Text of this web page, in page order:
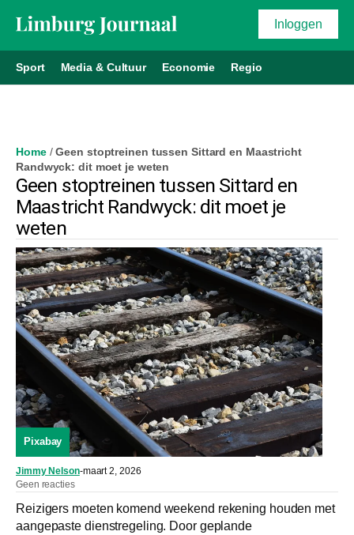
Inloggen
Sport Media & Cultuur Economie Regio
Home/Geen stoptreinen tussen Sittard en Maastricht
Randwyck: dit moet je weten
Geen stoptreinen tussen Sittard en
Maastricht Randwyck: dit moet je
weten
Pixabay
Jimmy Nelson-maart 2, 2026
Geen reacties
Reizigers moeten komend weekend rekening houden met
aangepaste dienstregeling. Door geplande